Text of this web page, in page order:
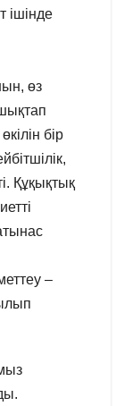
ішінде
өз
бір
Құқықтық
–